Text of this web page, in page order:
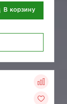
В корзину